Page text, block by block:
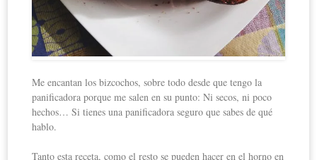
Me encantan los bizcochos, sobre todo desde que tengo la
panificadora porque me salen en su punto: Ni secos, ni poco
hechos… Si tienes una panificadora seguro que sabes de qué
hablo.
Tanto esta receta, como el resto se pueden hacer en el horno en